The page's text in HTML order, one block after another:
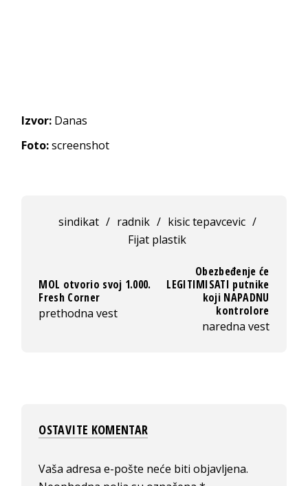
Izvor: Danas
Foto:screenshot
sindikat / radnik / kisic tepavcevic /
Fijat plastik
MOL otvorio svoj 1.000.
Fresh Corner
prethodna vest
Obezbeđenje će
LEGITIMISATI putnike
koji NAPADNU
kontrolore
naredna vest
OSTAVITE KOMENTAR
Vaša adresa e-pošte neće biti objavljena.